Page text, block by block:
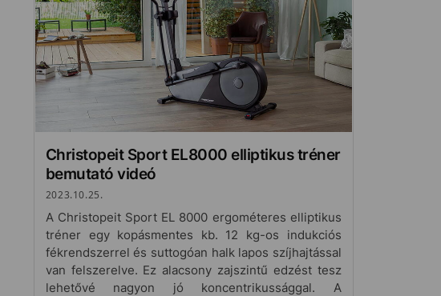
Christopeit Sport EL8000 elliptikus tréner
bemutató videó
2023.10.25.
A Christopeit Sport EL 8000 ergométeres elliptikus
tréner egy kopásmentes kb. 12 kg-os indukciós
fékrendszerrel és suttogóan halk lapos szíjhajtással
van felszerelve. Ez alacsony zajszintű edzést tesz
lehetővé nagyon jó koncentrikussággal. A